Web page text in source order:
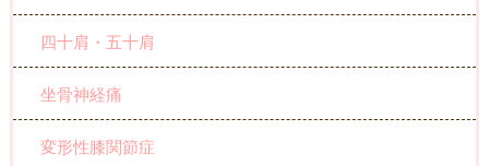
四十肩・五十肩
坐骨神経痛
変形性膝関節症